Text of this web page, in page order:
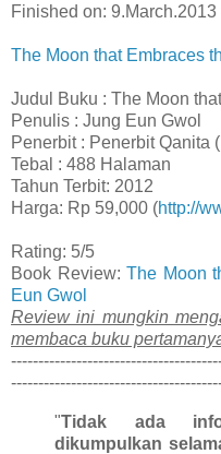
Finished on: 9.March.2013
The Moon that Embraces
Judul Buku : The Moon
Penulis : Jung Eun Gwol
Penerbit : Penerbit Qanita
Tebal : 488 Halaman
Tahun Terbit: 2012
Harga: Rp 59,000 (http://
Rating: 5/5
Book Review: The Moon
Eun Gwol
Review ini mungkin
membaca buku
"Tidak ada
dikumpulkan